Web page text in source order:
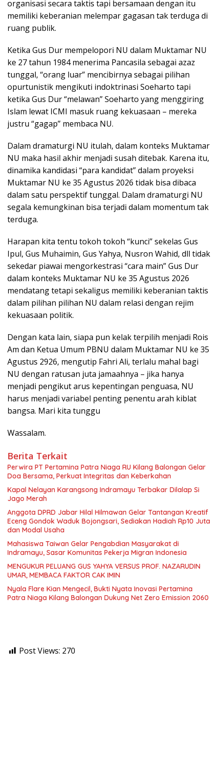
organisasi secara taktis tapi bersamaan dengan itu
memiliki keberanian melempar gagasan tak terduga di
ruang publik.
Ketika Gus Dur mempelopori NU dalam Muktamar NU
ke 27 tahun 1984 menerima Pancasila sebagai azaz
tunggal, “orang luar” mencibirnya sebagai pilihan
opurtunistik mengikuti indoktrinasi Soeharto tapi
ketika Gus Dur “melawan” Soeharto yang menggiring
Islam lewat ICMI masuk ruang kekuasaan – mereka
justru “gagap” membaca NU.
Dalam dramaturgi NU itulah, dalam konteks Muktamar
NU maka hasil akhir menjadi susah ditebak. Karena itu,
dinamika kandidasi “para kandidat” dalam proyeksi
Muktamar NU ke 35 Agustus 2026 tidak bisa dibaca
dalam satu perspektif tunggal. Dalam dramaturgi NU
segala kemungkinan bisa terjadi dalam momentum tak
terduga.
Harapan kita tentu tokoh tokoh “kunci” sekelas Gus
Ipul, Gus Muhaimin, Gus Yahya, Nusron Wahid, dll tidak
sekedar piawai mengorkestrasi “cara main” Gus Dur
dalam konteks Muktamar NU ke 35 Agustus 2026
mendatang tetapi sekaligus memiliki keberanian taktis
dalam pilihan pilihan NU dalam relasi dengan rejim
kekuasaan politik.
Dengan kata lain, siapa pun kelak terpilih menjadi Rois
Am dan Ketua Umum PBNU dalam Muktamar NU ke 35
Agustus 2926, mengutip Fahri Ali, terlalu mahal bagi
NU dengan ratusan juta jamaahnya – jika hanya
menjadi pengikut arus kepentingan penguasa, NU
harus menjadi variabel penting penentu arah kiblat
bangsa. Mari kita tunggu
Wassalam.
Berita Terkait
Perwira PT Pertamina Patra Niaga RU Kilang Balongan Gelar
Doa Bersama, Perkuat Integritas dan Keberkahan
Kapal Nelayan Karangsong Indramayu Terbakar Dilalap Si
Jago Merah
Anggota DPRD Jabar Hilal Hilmawan Gelar Tantangan Kreatif
Eceng Gondok Waduk Bojongsari, Sediakan Hadiah Rp10 Juta
dan Modal Usaha
Mahasiswa Taiwan Gelar Pengabdian Masyarakat di
Indramayu, Sasar Komunitas Pekerja Migran Indonesia
MENGUKUR PELUANG GUS YAHYA VERSUS PROF. NAZARUDIN
UMAR, MEMBACA FAKTOR CAK IMIN
Nyala Flare Kian Mengecil, Bukti Nyata Inovasi Pertamina
Patra Niaga Kilang Balongan Dukung Net Zero Emission 2060
Post Views: 270